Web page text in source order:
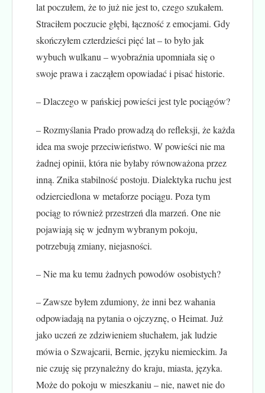
lat poczułem, że to już nie jest to, czego szukałem.
Straciłem poczucie głębi, łączność z emocjami. Gdy
skończyłem czterdzieści pięć lat – to było jak
wybuch wulkanu – wyobraźnia upomniała się o
swoje prawa i zacząłem opowiadać i pisać historie.
– Dlaczego w pańskiej powieści jest tyle pociągów?
– Rozmyślania Prado prowadzą do refleksji, że każda
idea ma swoje przeciwieństwo. W powieści nie ma
żadnej opinii, która nie byłaby równoważona przez
inną. Znika stabilność postoju. Dialektyka ruchu jest
odzierciedlona w metaforze pociągu. Poza tym
pociąg to również przestrzeń dla marzeń. One nie
pojawiają się w jednym wybranym pokoju,
potrzebują zmiany, niejasności.
– Nie ma ku temu żadnych powodów osobistych?
– Zawsze byłem zdumiony, że inni bez wahania
odpowiadają na pytania o ojczyznę, o Heimat. Już
jako uczeń ze zdziwieniem słuchałem, jak ludzie
mówia o Szwajcarii, Bernie, języku niemieckim. Ja
nie czuję się przynależny do kraju, miasta, języka.
Może do pokoju w mieszkaniu – nie, nawet nie do